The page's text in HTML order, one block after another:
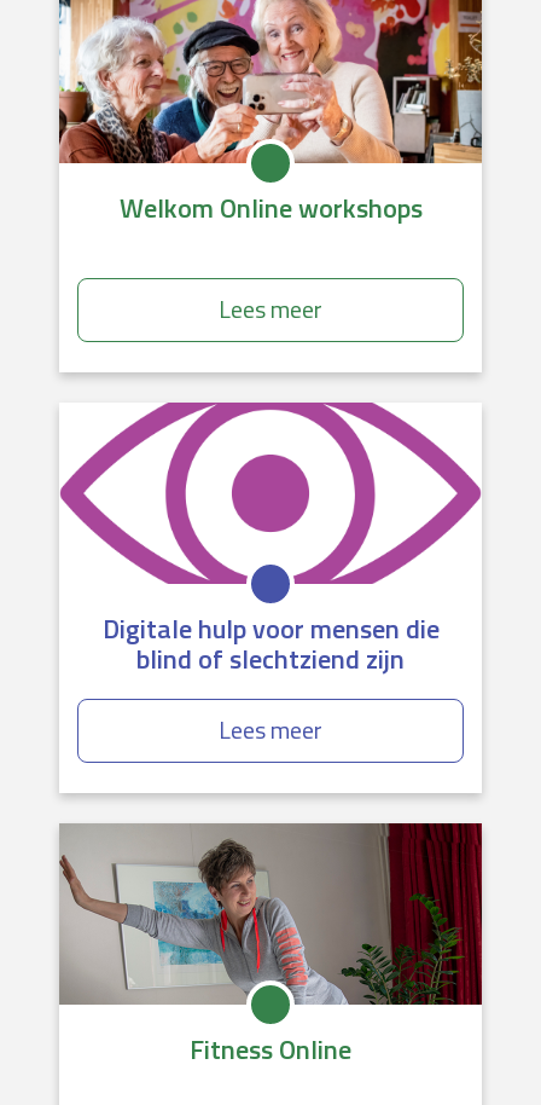
Welkom Online workshops
Lees meer
Digitale hulp voor mensen die
blind of slechtziend zijn
Lees meer
Fitness Online